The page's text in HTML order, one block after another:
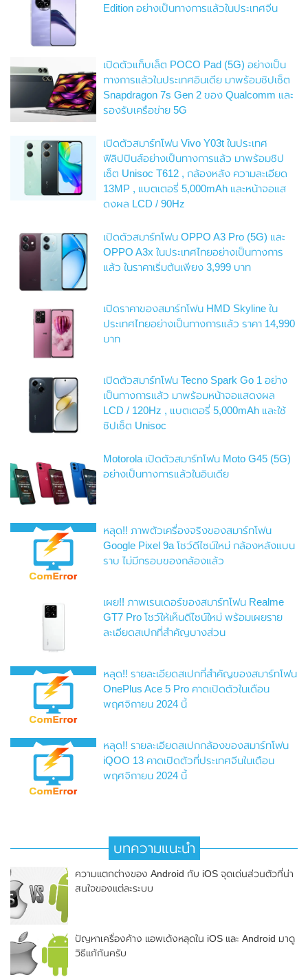
Edition อย่างเป็นทางการแล้วในประเทศจีน
เปิดตัวแท็บเล็ต POCO Pad (5G) อย่างเป็น
ทางการแล้วในประเทศอินเดีย มาพร้อมชิปเซ็ต
Snapdragon 7s Gen 2 ของ Qualcomm และ
รองรับเครือข่าย 5G
เปิดตัวสมาร์ทโฟน Vivo Y03t ในประเทศ
ฟิลิปปินส์อย่างเป็นทางการแล้ว มาพร้อมชิป
เซ็ต Unisoc T612 , กล้องหลัง ความละเอียด
13MP , แบตเตอรี่ 5,000mAh และหน้าจอแส
ดงผล LCD / 90Hz
เปิดตัวสมาร์ทโฟน OPPO A3 Pro (5G) และ
OPPO A3x ในประเทศไทยอย่างเป็นทางการ
แล้ว ในราคาเริ่มต้นเพียง 3,999 บาท
เปิดราคาของสมาร์ทโฟน HMD Skyline ใน
ประเทศไทยอย่างเป็นทางการแล้ว ราคา 14,990
บาท
เปิดตัวสมาร์ทโฟน Tecno Spark Go 1 อย่าง
เป็นทางการแล้ว มาพร้อมหน้าจอแสดงผล
LCD / 120Hz , แบตเตอรี่ 5,000mAh และใช้
ชิปเซ็ต Unisoc
Motorola เปิดตัวสมาร์ทโฟน Moto G45 (5G)
อย่างเป็นทางการแล้วในอินเดีย
หลุด!! ภาพตัวเครื่องจริงของสมาร์ทโฟน
Google Pixel 9a โชว์ดีไซน์ใหม่ กล้องหลังแบน
ราบ ไม่มีกรอบของกล้องแล้ว
เผย!! ภาพเรนเดอร์ของสมาร์ทโฟน Realme
GT7 Pro โชว์ให้เห็นดีไซน์ใหม่ พร้อมเผยราย
ละเอียดสเปกที่สำคัญบางส่วน
หลุด!! รายละเอียดสเปกที่สำคัญของสมาร์ทโฟน
OnePlus Ace 5 Pro คาดเปิดตัวในเดือน
พฤศจิกายน 2024 นี้
หลุด!! รายละเอียดสเปกกล้องของสมาร์ทโฟน
iQOO 13 คาดเปิดตัวที่ประเทศจีนในเดือน
พฤศจิกายน 2024 นี้
บทความแนะนำ
ความแตกต่างของ Android กับ iOS จุดเด่นส่วนตัวที่น่า
สนใจของแต่ละระบบ
ปัญหาเครื่องค้าง แอพเด้งหลุดใน iOS และ Android มาดู
วิธีแก้กันครับ